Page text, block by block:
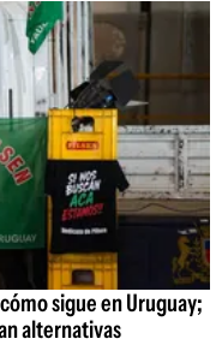
sigue en Uruguay;
alternativas